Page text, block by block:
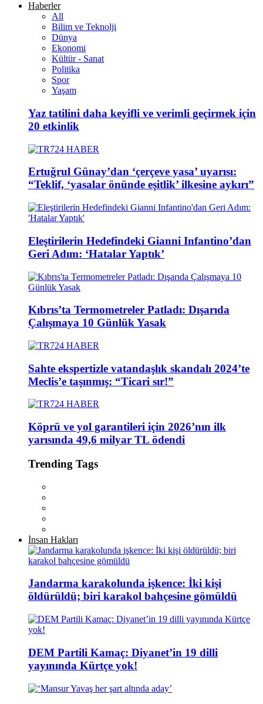
Haberler
All
Bilim ve Teknolji
Dünya
Ekonomi
Kültür - Sanat
Politika
Spor
Yaşam
Yaz tatilini daha keyifli ve verimli geçirmek için
20 etkinlik
Ertuğrul Günay’dan ‘çerçeve yasa’ uyarısı:
“Teklif, ‘yasalar önünde eşitlik’ ilkesine aykırı”
Eleştirilerin Hedefindeki Gianni Infantino’dan
Geri Adım: ‘Hatalar Yaptık’
Kıbrıs’ta Termometreler Patladı: Dışarıda
Çalışmaya 10 Günlük Yasak
Sahte ekspertizle vatandaşlık skandalı 2024’te
Meclis’e taşınmış: “Ticari sır!”
Köprü ve yol garantileri için 2026’nın ilk
yarısında 49,6 milyar TL ödendi
Trending Tags
İnsan Hakları
Jandarma karakolunda işkence: İki kişi
öldürüldü; biri karakol bahçesine gömüldü
DEM Partili Kamaç: Diyanet’in 19 dilli
yayınında Kürtçe yok!